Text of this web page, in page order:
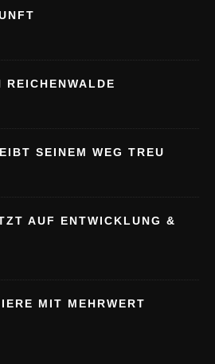
SEINEM WEG TREU
AUF ENTWICKLUNG &
MIT MEHRWERT